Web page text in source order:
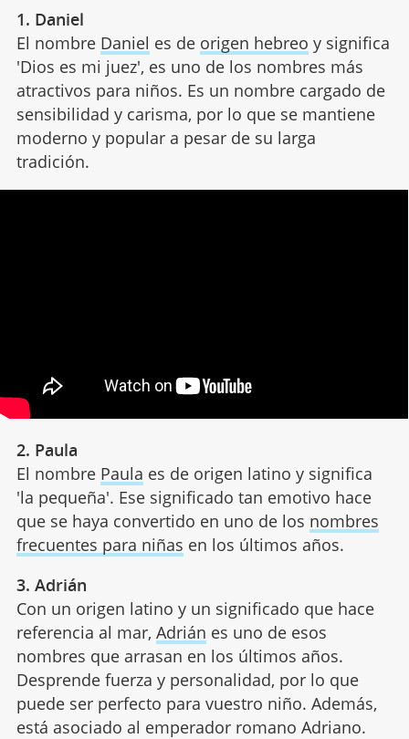
1. Daniel
El nombre Daniel es de origen hebreo y significa
'Dios es mi juez', es uno de los nombres más
atractivos para niños. Es un nombre cargado de
sensibilidad y carisma, por lo que se mantiene
moderno y popular a pesar de su larga
tradición.
2. Paula
El nombre Paula es de origen latino y significa
'la pequeña'. Ese significado tan emotivo hace
que se haya convertido en uno de los nombres
frecuentes para niñas en los últimos años.
3. Adrián
Con un origen latino y un significado que hace
referencia al mar, Adrián es uno de esos
nombres que arrasan en los últimos años.
Desprende fuerza y personalidad, por lo que
puede ser perfecto para vuestro niño. Además,
está asociado al emperador romano Adriano.